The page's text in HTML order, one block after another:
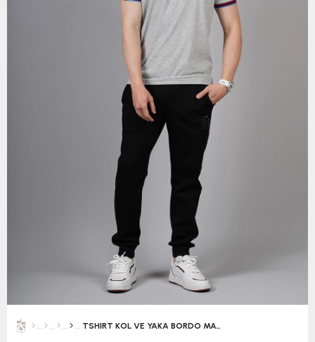
TSHIRT KOL VE YAKA BORDO MAVİ RİBANALI